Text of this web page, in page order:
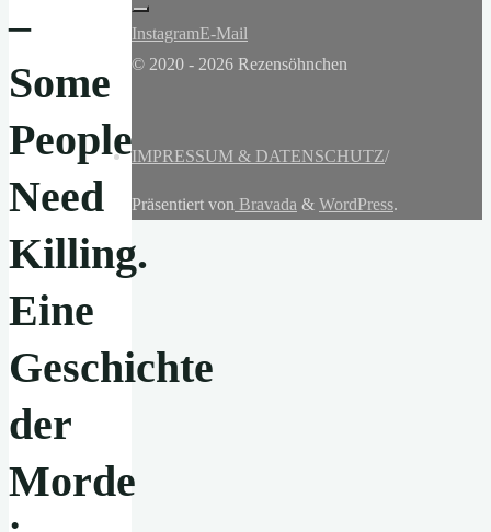
–
Some
People
Need
Killing.
Eine
Geschichte
der
Morde
InstagramE-Mail
© 2020 - 2026 Rezensöhnchen
IMPRESSUM & DATENSCHUTZ/
Präsentiert von Bravada & WordPress.